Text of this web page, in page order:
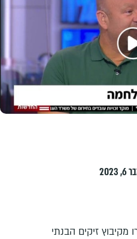
מקיבוץ זיקים הבנתי